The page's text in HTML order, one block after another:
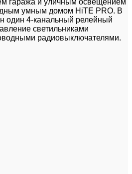
умным домом HiTE PRO. В
один 4-канальный релейный
светильниками
радиовыключателями.